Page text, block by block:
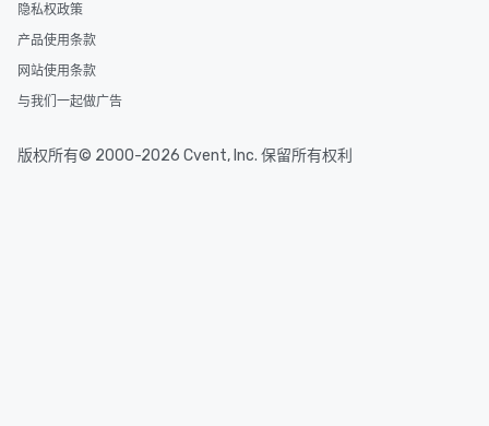
隐私权政策
产品使用条款
网站使用条款
与我们一起做广告
版权所有© 2000-2026 Cvent, Inc. 保留所有权利